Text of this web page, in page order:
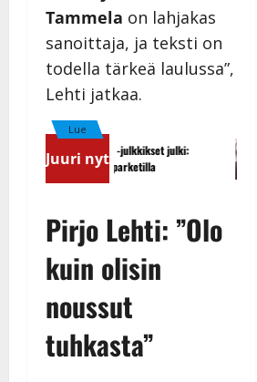
Tammela on lahjakas
sanoittaja, ja teksti on
todella tärkeä laulussa”,
Lehti jatkaa.
Lue
Juuri nyt
tähtien kanssa -julkkikset julki:
Hanski liitää tv-parketilla
Pirjo Lehti: ”Olo
kuin olisin
noussut
tuhkasta”